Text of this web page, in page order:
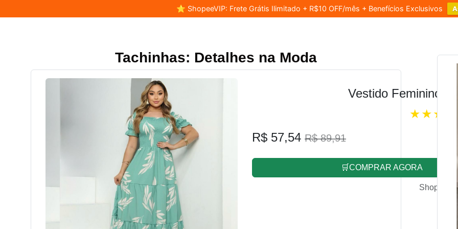
⭐ ShopeeVIP: Frete Grátis Ilimitado + R$10 OFF/mês + Benefícios Exclusivos
Tachinhas: Detalhes na Moda
Vestido Feminino
R$ 57,54 R$ 89,91
🛒COMPRAR AGORA